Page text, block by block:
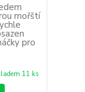
mořští
pro
11 ks